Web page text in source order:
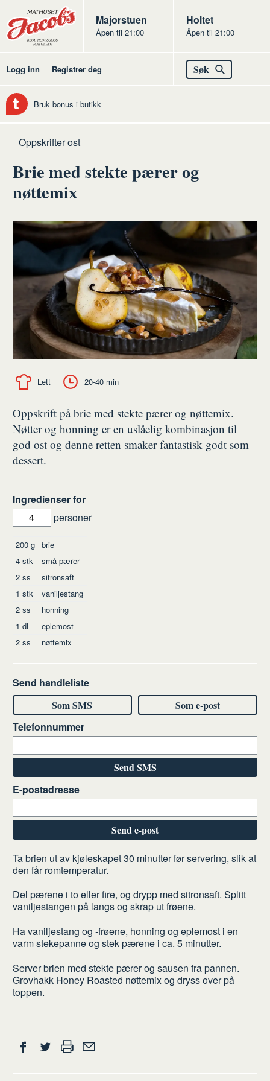
Butikker
Jacobs
Majorstuen
Åpen til 21:00
Jacobs
Holtet
Åpen til 21:00
Logg inn Registrer deg Søk
Bruk bonus i butikk
Hjem
Ost
Oppskrifter ost
Brie med stekte pærer og
nøttemix
Lett 20-40 min
Oppskrift på brie med stekte pærer og nøttemix.
Nøtter og honning er en uslåelig kombinasjon til
god ost og denne retten smaker fantastisk godt som
dessert.
Ingredienser for
personer
Ingredienser
200g brie
4stk
små pærer
2ss
sitronsaft
1 stk
vaniljestang
2ss
honning
1 dl
eplemost
2ss nøttemix
Send handleliste
Som SMS
Som e-post
Telefonnummer
Send SMS
E-postadresse
Send e-post
Slik
gjør
du
Ta brien ut av kjøleskapet 30 minutter før servering, slik at
den får romtemperatur.
Del pærene i to eller fire, og drypp med sitronsaft. Splitt
vaniljestangen på langs og skrap ut frøene.
Ha vaniljestang og -frøene, honning og eplemost i en
varm stekepanne og stek pærene i ca. 5 minutter.
Server brien med stekte pærer og sausen fra pannen.
Grovhakk Honey Roasted nøttemix og dryss over på
toppen.
Del